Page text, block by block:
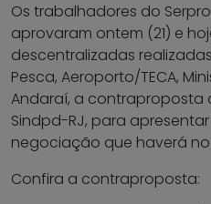
Os trabalhadores do
aprovaram ontem (21) e
descentralizadas
Pesca, Aeroporto/TECA,
Andaraí, a contraproposta
Sindpd-RJ, para
negociação que haverá
Confira a contraproposta: